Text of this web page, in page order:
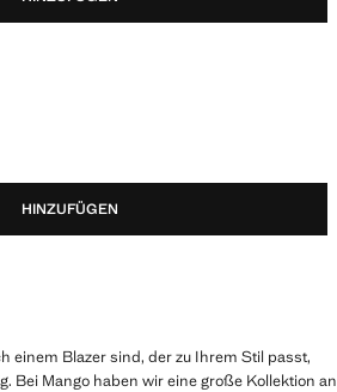
HINZUFÜGEN
einem Blazer sind, der zu Ihrem Stil passt,
Bei Mango haben wir eine große Kollektion an